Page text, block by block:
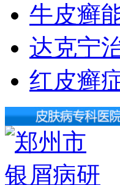
牛皮癣
达克宁
红皮癣